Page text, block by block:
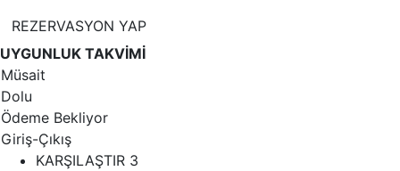
REZERVASYON YAP
UYGUNLUK TAKVİMİ
Müsait
Dolu
Ödeme Bekliyor
Giriş-Çıkış
KARŞILAŞTIR 3